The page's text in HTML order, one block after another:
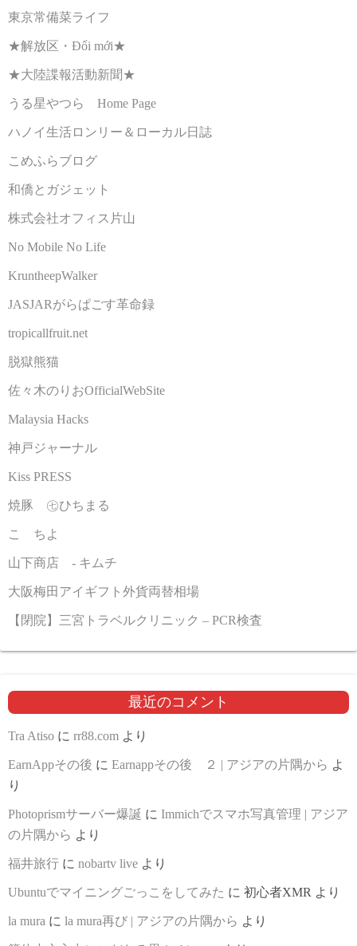
東京常備菜ライフ
★解放区・Đổi mới★
★大陸諜報活動新聞★
うる星やつら Home Page
ハノイ生活ロンリー＆ローカル日誌
こめふらブログ
和僑とガジェット
株式会社オフィス片山
No Mobile No Life
KruntheepWalker
JASJARがらぱごす革命録
tropicallfruit.net
脱獄熊猫
佐々木のりおOfficialWebSite
Malaysia Hacks
神戸ジャーナル
Kiss PRESS
焼豚 ㊆ひちまる
こゝちよ
山下商店 - キムチ
大阪梅田アイギフト外貨両替相場
【閉院】三宮トラベルクリニック – PCR検査
最近のコメント
Tra Atiso に rr88.com より
EarnAppその後 に Earnappその後 ２ | アジアの片隅から よ
り
Photoprismサーバー爆誕 に Immichでスマホ写真管理 | アジア
の片隅から より
福井旅行 に nobartv live より
Ubuntuでマイニングごっこをしてみた に 初心者XMR より
la mura に la mura再び | アジアの片隅から より